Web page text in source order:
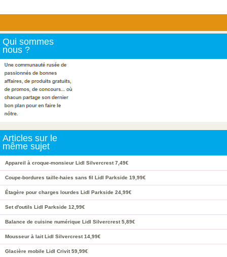
Qui sommes
nous ?
Articles sur le
même sujet
Appareil à croque-monsieur Lidl Silvercrest 7,49€
Coupe-bordures taille-haies sans fil Lidl Parkside 19,99€
Étagère pour charges lourdes Lidl Parkside 24,99€
Set d'outils Lidl Parkside 12,99€
Balance de cuisine numérique Lidl Silvercrest 5,89€
Mousseur à lait Lidl Silvercrest 14,99€
Glacière mobile Lidl Crivit 59,99€